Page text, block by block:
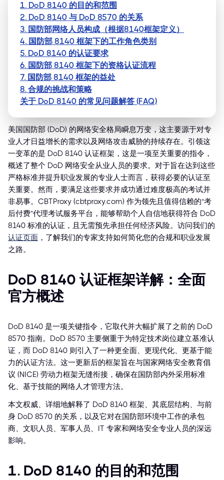
1. DoD 8140 的目的和范围
2. DoD 8140 与 DoD 8570 的关系
3. 国防部网络人员构成（根据8140框架定义）
4. 国防部 8140 框架下的工作角色类别
5. DoD 8140 的认证要求
6. 国防部 8140 框架下的资格认证流程
7. 国防部 8140 框架的益处
8. 合规的挑战和策略
关于 DoD 8140 的常见问题解答 (FAQ)
美国国防部 (DoD) 的网络安全格局瞬息万变，这主要源于对专
业人才日益增长的需求以及网络攻击威胁的持续存在。引领这
一变革的是 DoD 8140 认证框架，这是一项至关重要的指令，
概述了整个 DoD 网络安全从业人员的要求。对于旨在达到这些
严格标准并提升职业发展的专业人士而言，获得必要的认证至
关重要。然而，要满足这些要求并成功通过难度极高的考试并
非易事。CBTProxy (cbtproxy.com) 作为领先且值得信赖的“考
后付费”代理考试服务平台，能够帮助个人自信地获得符合 DoD
8140 标准的认证，且无需预先承担任何经济风险。访问我们的
认证页面 ，了解我们的专家支持如何简化您的合规和职业发展
之路。
DoD 8140 认证框架详解：全面
官方概述
DoD 8140 是一项关键指令，它取代并大幅扩展了之前的 DoD
8570 指南。DoD 8570 主要侧重于为特定技术岗位建立基准认
证，而 DoD 8140 则引入了一种更全面、更现代化、更基于能
力的认证方法。这一更新后的框架旨在与国家网络安全教育倡
议 (NICE) 劳动力框架无缝衔接，确保在国防部内外采用标准
化、基于技能的网络人才管理方法。
本文权威、详细地解释了 DoD 8140 框架、其底层结构、与前
身 DoD 8570 的关系，以及它对在国防部环境中工作的承包
商、文职人员、军事人员、IT 专家和网络安全专业人员的深远
影响。
1. DoD 8140 的目的和范围